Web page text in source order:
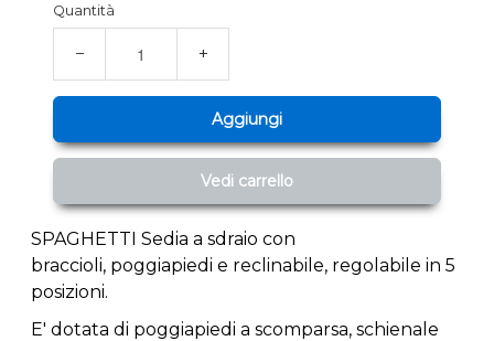
Quantità
− +
Aggiungi
Vedi carrello
SPAGHETTI Sedia a sdraio con
braccioli, poggiapiedi e reclinabile, regolabile in 5
posizioni.
E' dotata di poggiapiedi a scomparsa, schienale